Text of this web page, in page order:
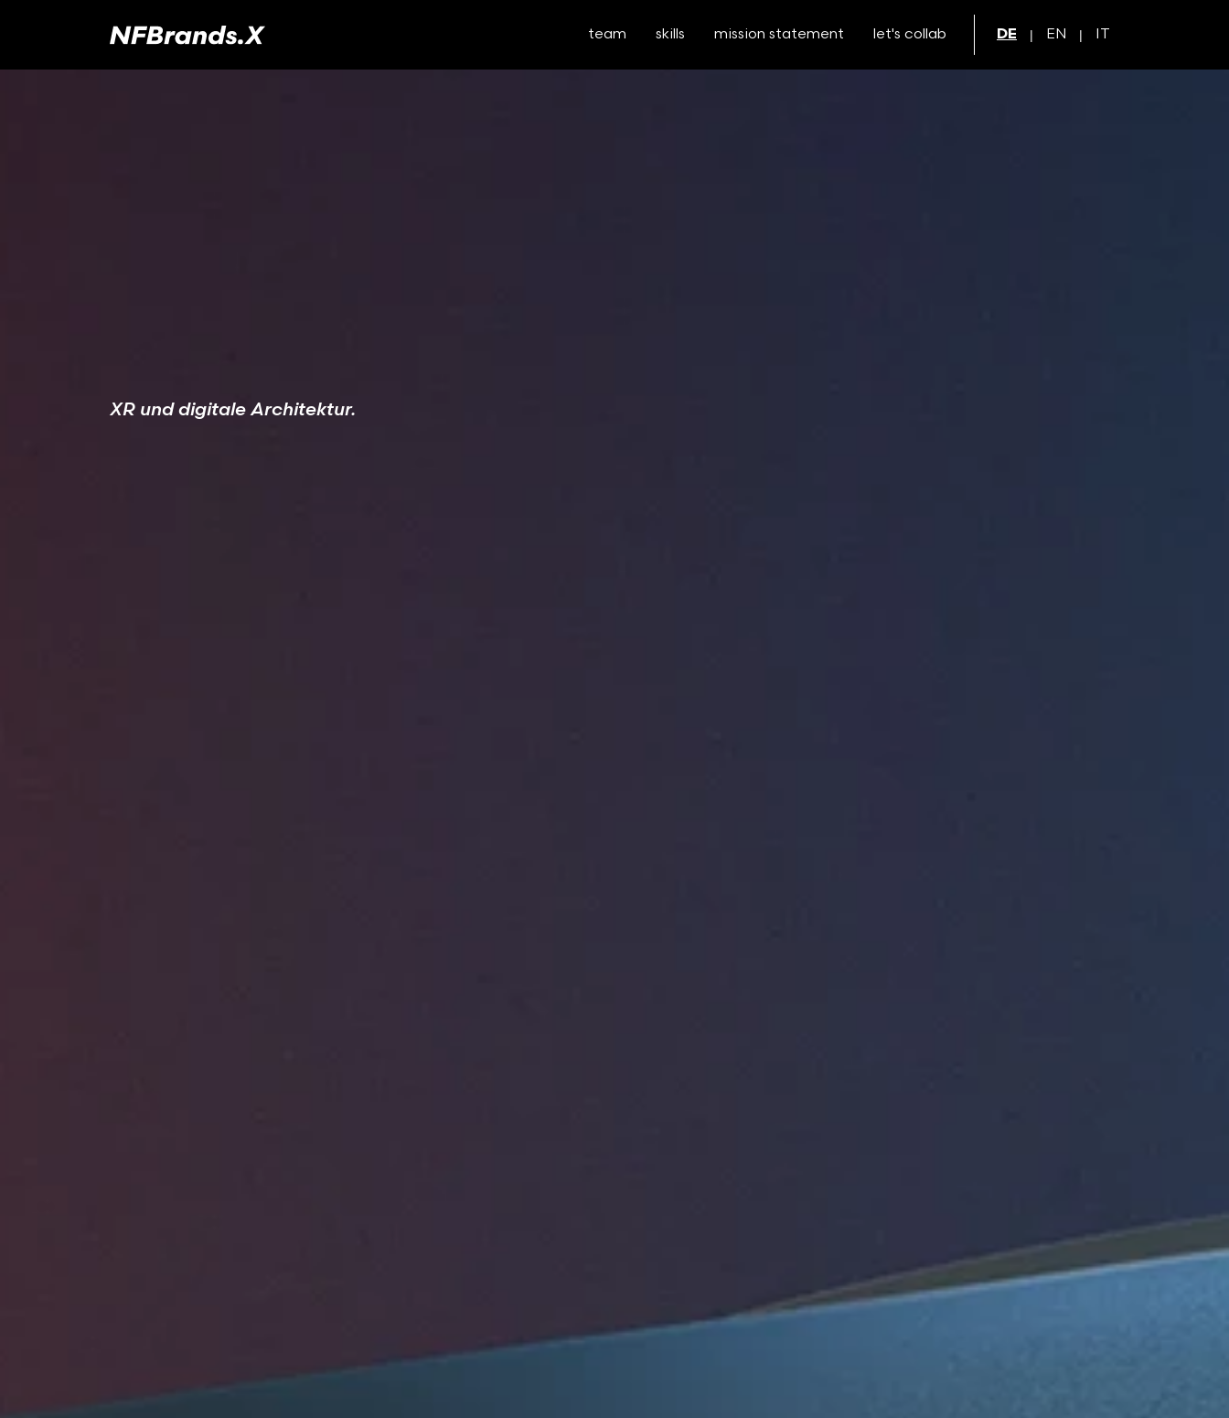
team skills mission statement let's collab DE | EN | IT
XR und digitale Architektur.